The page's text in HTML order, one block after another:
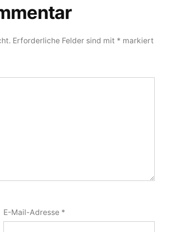
Erforderliche Felder sind mit * markiert
E-Mail-Adresse *